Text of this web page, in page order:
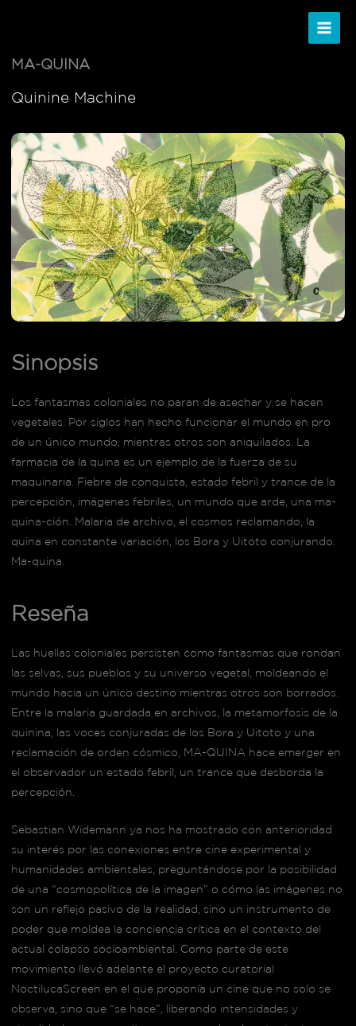
MA-QUINA
Quinine Machine
Sinopsis
Los fantasmas coloniales no paran de asechar y se hacen
vegetales. Por siglos han hecho funcionar el mundo en pro
de un único mundo, mientras otros son aniquilados. La
farmacia de la quina es un ejemplo de la fuerza de su
maquinaria. Fiebre de conquista, estado febril y trance de la
percepción, imágenes febriles, un mundo que arde, una ma-
quina-ción. Malaria de archivo, el cosmos reclamando, la
quina en constante variación, los Bora y Uitoto conjurando.
Ma-quina.
Reseña
Las huellas coloniales persisten como fantasmas que rondan
las selvas, sus pueblos y su universo vegetal, moldeando el
mundo hacia un único destino mientras otros son borrados.
Entre la malaria guardada en archivos, la metamorfosis de la
quinina, las voces conjuradas de los Bora y Uitoto y una
reclamación de orden cósmico, MA-QUINA hace emerger en
el observador un estado febril, un trance que desborda la
percepción.
Sebastian Widemann ya nos ha mostrado con anterioridad
su interés por las conexiones entre cine experimental y
humanidades ambientales, preguntándose por la posibilidad
de una “cosmopolítica de la imagen” o cómo las imágenes no
son un reflejo pasivo de la realidad, sino un instrumento de
poder que moldea la conciencia crítica en el contexto del
actual colapso socioambiental. Como parte de este
movimiento llevó adelante el proyecto curatorial
NoctilucaScreen en el que proponía un cine que no solo se
observa, sino que “se hace”, liberando intensidades y